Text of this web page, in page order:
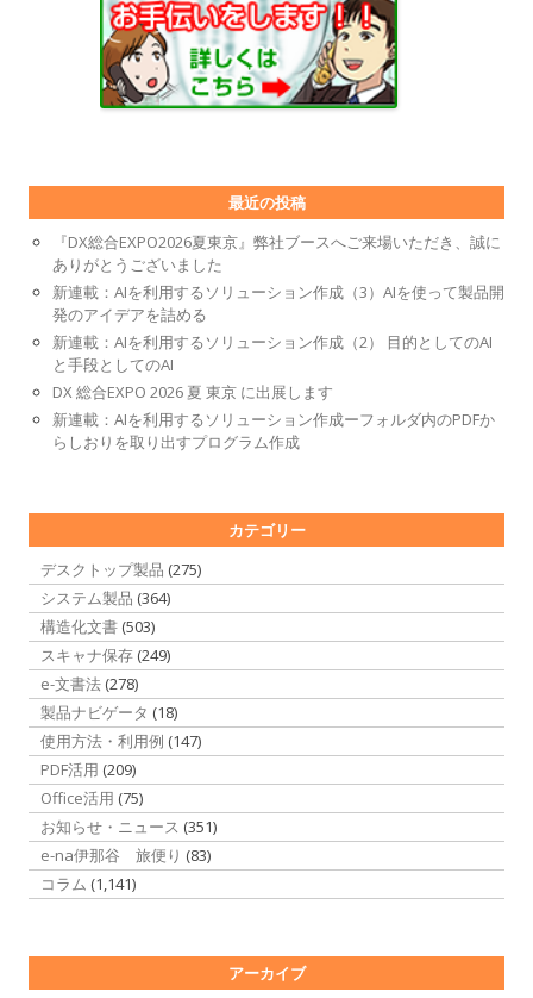
最近の投稿
『DX総合EXPO2026夏東京』弊社ブースへご来場いただき、誠に
ありがとうございました
新連載：AIを利用するソリューション作成（3）AIを使って製品開
発のアイデアを詰める
新連載：AIを利用するソリューション作成（2） 目的としてのAI
と手段としてのAI
DX 総合EXPO 2026 夏 東京 に出展します
新連載：AIを利用するソリューション作成ーフォルダ内のPDFか
らしおりを取り出すプログラム作成
カテゴリー
デスクトップ製品 (275)
システム製品 (364)
構造化文書 (503)
スキャナ保存 (249)
e-文書法 (278)
製品ナビゲータ (18)
使用方法・利用例 (147)
PDF活用 (209)
Office活用 (75)
お知らせ・ニュース (351)
e-na伊那谷 旅便り (83)
コラム (1,141)
アーカイブ